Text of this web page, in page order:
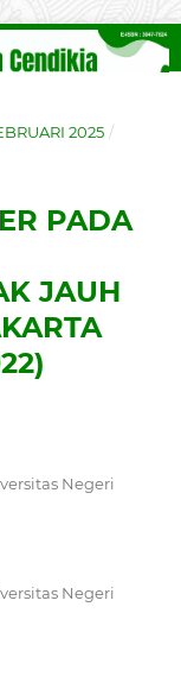
2025 /
PADA
JAUH
Negeri
Negeri